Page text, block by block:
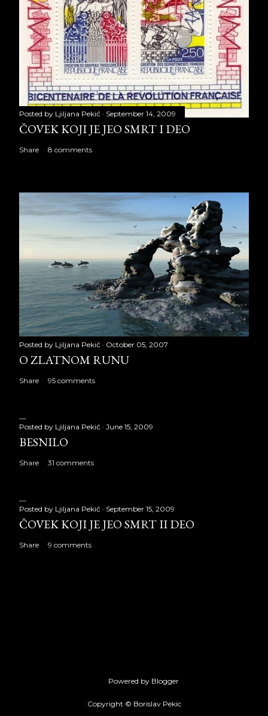
Posted by Ljiljana Pekić September 14, 2009
ČOVEK KOJI JE JEO SMRT I DEO
Share 8 comments
Posted by Ljiljana Pekić October 05, 2007
O ZLATNOM RUNU
Share 95 comments
Posted by Ljiljana Pekić June 15, 2009
BESNILO
Share 31 comments
Posted by Ljiljana Pekić September 15, 2009
ČOVEK KOJI JE JEO SMRT II DEO
Share 9 comments
Powered by Blogger
Copyright © Borislav Pekic